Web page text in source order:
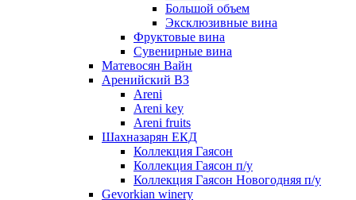
Большой объем
Эксклюзивные вина
Фруктовые вина
Cувенирные вина
Матевосян Вайн
Аренийский ВЗ
Areni
Areni key
Areni fruits
Шахназарян ЕКД
Коллекция Гаясон
Коллекция Гаясон п/у
Коллекция Гаясон Новогодняя п/у
Gevorkian winery